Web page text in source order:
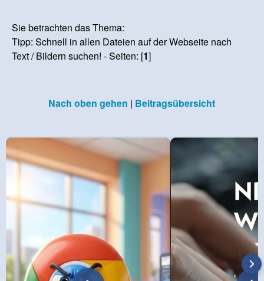
Sie betrachten das Thema:
Tipp: Schnell in allen Dateien auf der Webseite nach
Text / Bildern suchen! - Seiten: [1]
Nach oben gehen | Beitragsübersicht